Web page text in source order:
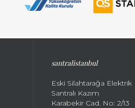
santralistanbul
Eski Silahtarağa Elektrik
Santralı Kazım
Karabekir Cad. No: 2/13